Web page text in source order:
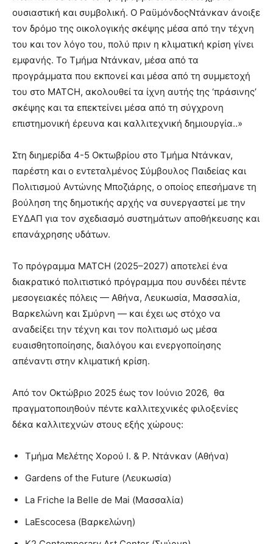
ουσιαστική και συμβολική. Ο ΡαϋμόνδοςΝτάνκαν άνοιξε
τον δρόμο της οικολογικής σκέψης μέσα από την τέχνη
του και τον λόγο του, πολύ πριν η κλιματική κρίση γίνει
εμφανής. Το Τμήμα Ντάνκαν, μέσα από τα
προγράμματα που εκπονεί και μέσα από τη συμμετοχή
του στο MATCH, ακολουθεί τα ίχνη αυτής tης ‘πράσινης’
σκέψης και τα επεκτείνει μέσα από τη σύγχρονη
επιστημονική έρευνα και καλλιτεχνική δημιουργία..»
Στη διημερίδα 4-5 Οκτωβρίου στο Τμήμα Ντάνκαν,
παρέστη και ο εντεταλμένος Σύμβουλος Παιδείας και
Πολιτισμού Αντώνης Μποζιάρης, ο οποίος επεσήμανε τη
βούληση της δημοτικής αρχής να συνεργαστεί με την
ΕΥΔΑΠ για τον σχεδιασμό συστημάτων αποθήκευσης και
επανάχρησης υδάτων.
Το πρόγραμμα MATCH (2025–2027) αποτελεί ένα
διακρατικό πολιτιστικό πρόγραμμα που συνδέει πέντε
μεσογειακές πόλεις — Αθήνα, Λευκωσία, Μασσαλία,
Βαρκελώνη και Σμύρνη — και έχει ως στόχο να
αναδείξει την τέχνη και τον πολιτισμό ως μέσα
ευαισθητοποίησης, διαλόγου και ενεργοποίησης
απέναντι στην κλιματική κρίση.
Από τον Οκτώβριο 2025 έως τον Ιούνιο 2026, θα
πραγματοποιηθούν πέντε καλλιτεχνικές φιλοξενίες
δέκα καλλιτεχνών στους εξής χώρους:
Τμήμα Μελέτης Χορού Ι. & Ρ. Ντάνκαν (Αθήνα)
Gardens of the Future (Λευκωσία)
La Friche la Belle de Mai (Μασσαλία)
LaEscocesa (Βαρκελώνη)